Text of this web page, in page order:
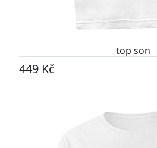
top son
449 Kč